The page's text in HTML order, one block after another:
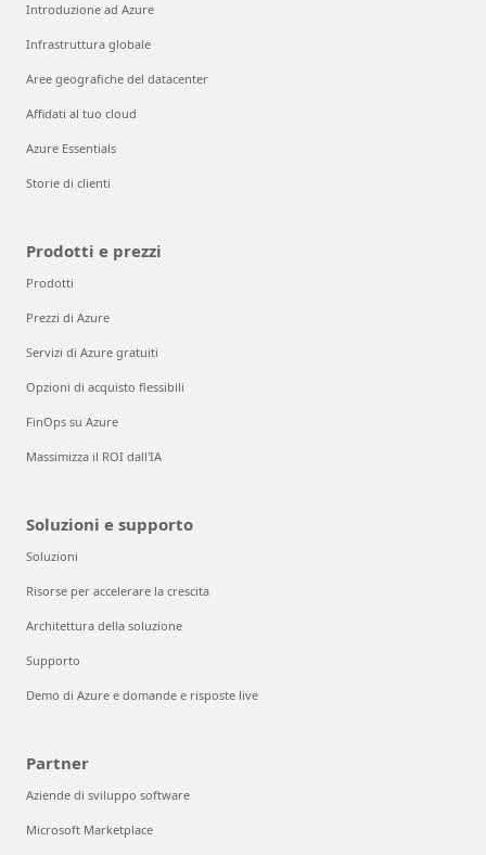
Introduzione ad Azure
Infrastruttura globale
Aree geografiche del datacenter
Affidati al tuo cloud
Azure Essentials
Storie di clienti
Prodotti e prezzi
Prodotti
Prezzi di Azure
Servizi di Azure gratuiti
Opzioni di acquisto flessibili
FinOps su Azure
Massimizza il ROI dall'IA
Soluzioni e supporto
Soluzioni
Risorse per accelerare la crescita
Architettura della soluzione
Supporto
Demo di Azure e domande e risposte live
Partner
Aziende di sviluppo software
Microsoft Marketplace